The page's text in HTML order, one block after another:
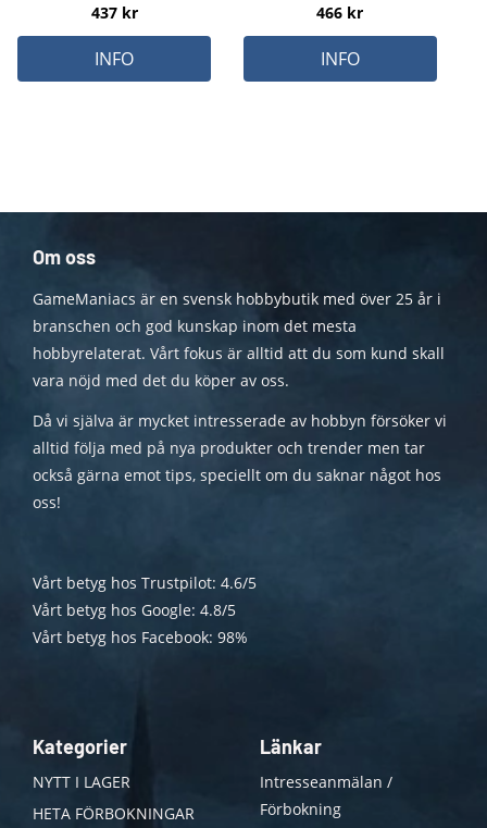
437kr
INFO
466 kr
INFO
Om oss
GameManiacs är en svensk hobbybutik med över 25 år i
branschen och god kunskap inom det mesta
hobbyrelaterat. Vårt fokus är alltid att du som kund skall
vara nöjd med det du köper av oss.
Då vi själva är mycket intresserade av hobbyn försöker vi
alltid följa med på nya produkter och trender men tar
också gärna emot tips, speciellt om du saknar något hos
oss!
Vårt betyg hos Trustpilot: 4.6/5
Vårt betyg hos Google: 4.8/5
Vårt betyg hos Facebook: 98%
Kategorier
NYTT I LAGER
HETA FÖRBOKNINGAR
Länkar
Intresseanmälan /
Förbokning